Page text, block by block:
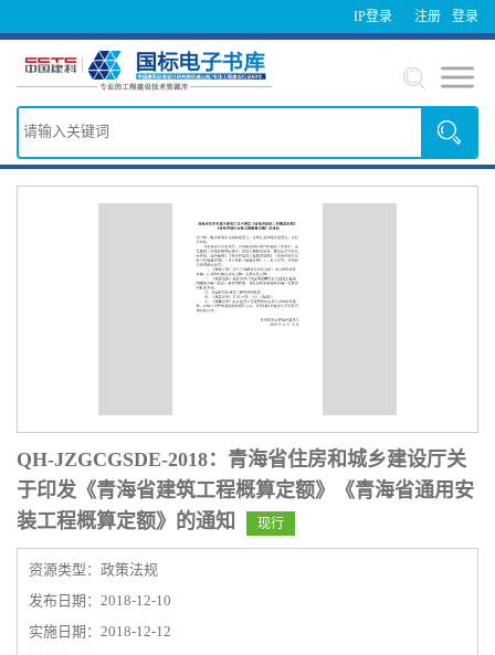
IP登录 登录
注册
QH-JZGCGSDE-2018：青海省住房和城乡建设厅关
于印发《青海省建筑工程概算定额》《青海省通用安
装工程概算定额》的通知
现行
资源类型：政策法规
发布日期：2018-12-10
实施日期：2018-12-12